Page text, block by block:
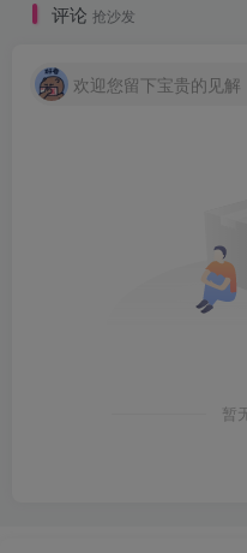
评论 抢沙发
欢迎您留下宝贵的见解
暂